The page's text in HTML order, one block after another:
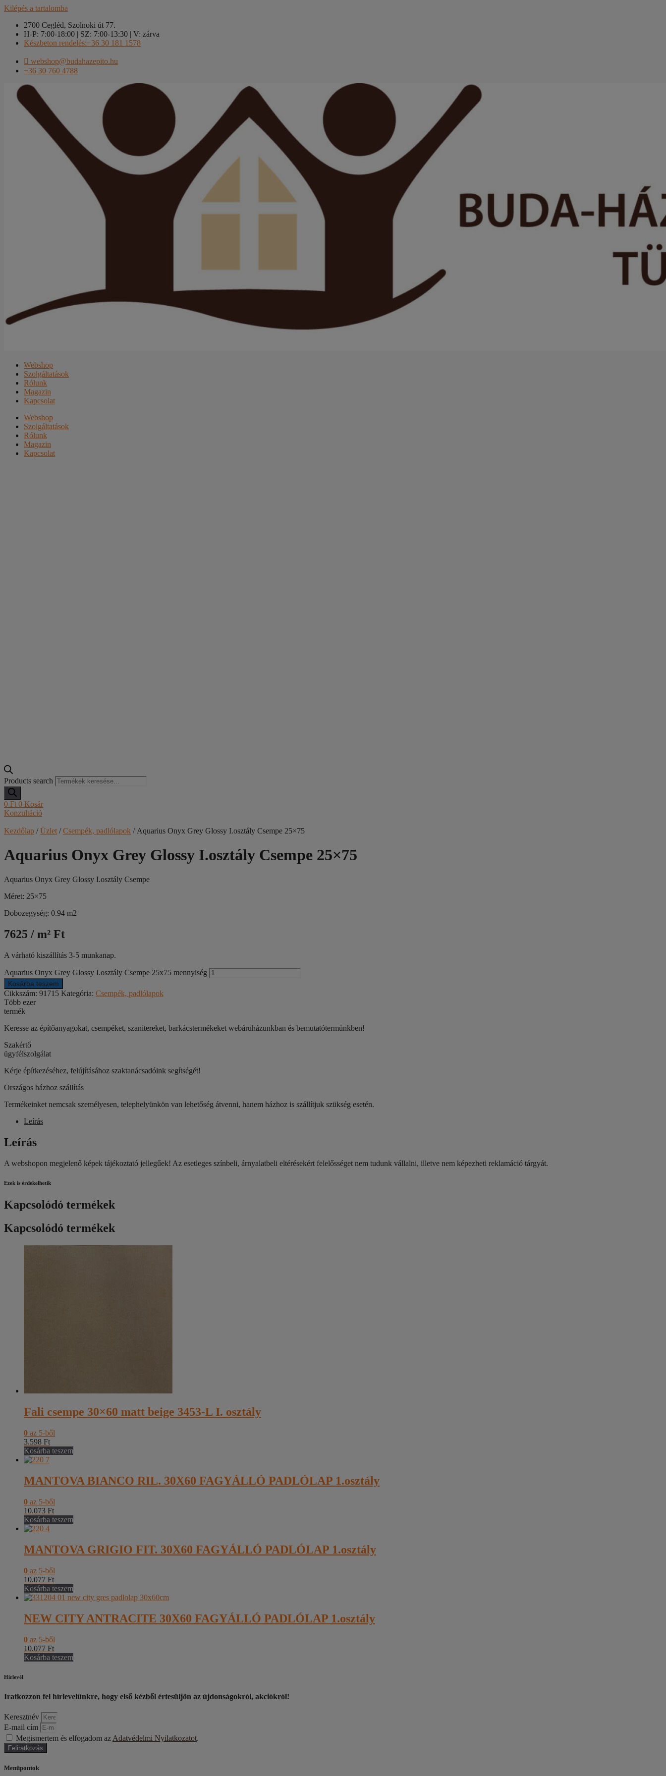
Kilépés a tartalomba
2700 Cegléd, Szolnoki út 77.
H-P: 7:00-18:00 | SZ: 7:00-13:30 | V: zárva
Készbeton rendelés:+36 30 181 1578
webshop@budahazepito.hu
+36 30 760 4788
Webshop
Szolgáltatások
Rólunk
Magazin
Kapcsolat
Webshop
Szolgáltatások
Rólunk
Magazin
Kapcsolat
Products search
0 Ft 0 Kosár
Konzultáció
Kezdőlap /Üzlet /Csempék, padlólapok / Aquarius Onyx Grey Glossy I.osztály Csempe 25×75
Aquarius Onyx Grey Glossy I.osztály Csempe 25×75
Aquarius Onyx Grey Glossy I.osztály Csempe
Méret: 25×75
Dobozegység: 0.94 m2
7625 / m² Ft
A várható kiszállítás 3-5 munkanap.
Aquarius Onyx Grey Glossy I.osztály Csempe 25x75 mennyiség
Kosárba teszem
Cikkszám: 91715 Kategória: Csempék, padlólapok
Több ezer
termék
Keresse az építőanyagokat, csempéket, szanitereket, barkácstermékeket webáruházunkban és bemutatótermünkben!
Szakértő
ügyfélszolgálat
Kérje építkezéséhez, felújításához szaktanácsadóink segítségét!
Országos házhoz szállítás
Termékeinket nemcsak személyesen, telephelyünkön van lehetőség átvenni, hanem házhoz is szállítjuk szükség esetén.
Leírás
Leírás
A webshopon megjelenő képek tájékoztató jellegűek! Az esetleges színbeli, árnyalatbeli eltérésekért felelősséget nem tudunk vállalni, illetve nem képezheti reklamáció tárgyát.
Ezek is érdekelhetik
Kapcsolódó termékek
Kapcsolódó termékek
Fali csempe 30×60 matt beige 3453-L I. osztály
0 az 5-ből
3.598 Ft
Kosárba teszem
MANTOVA BIANCO RIL. 30X60 FAGYÁLLÓ PADLÓLAP 1.osztály
0 az 5-ből
10.073 Ft
Kosárba teszem
MANTOVA GRIGIO FIT. 30X60 FAGYÁLLÓ PADLÓLAP 1.osztály
0 az 5-ből
10.077 Ft
Kosárba teszem
NEW CITY ANTRACITE 30X60 FAGYÁLLÓ PADLÓLAP 1.osztály
0 az 5-ből
10.077 Ft
Kosárba teszem
Hírlevél
Iratkozzon fel hírlevelünkre, hogy első kézből értesüljön az újdonságokról, akciókról!
Keresztnév
E-mail cím
Megismertem és elfogadom az Adatvédelmi Nyilatkozatot.
Feliratkozás
Menüpontok